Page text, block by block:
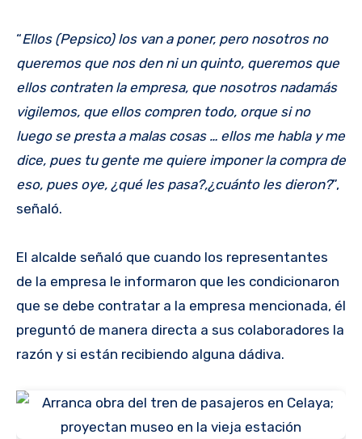
“Ellos (Pepsico) los van a poner, pero nosotros no
queremos que nos den ni un quinto, queremos que
ellos contraten la empresa, que nosotros nadamás
vigilemos, que ellos compren todo, orque si no
luego se presta a malas cosas … ellos me habla y me
dice, pues tu gente me quiere imponer la compra de
eso, pues oye, ¿qué les pasa?,¿cuánto les dieron?”,
señaló.
El alcalde señaló que cuando los representantes
de la empresa le informaron que les condicionaron
que se debe contratar a la empresa mencionada, él
preguntó de manera directa a sus colaboradores la
razón y si están recibiendo alguna dádiva.